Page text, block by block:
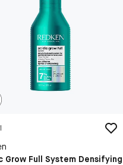
Grow Full System Densifying